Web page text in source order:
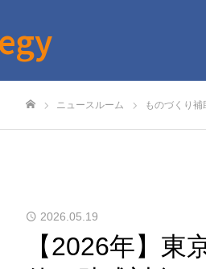
ニュースルーム ものづくり補
2026.05.19
【2026年】